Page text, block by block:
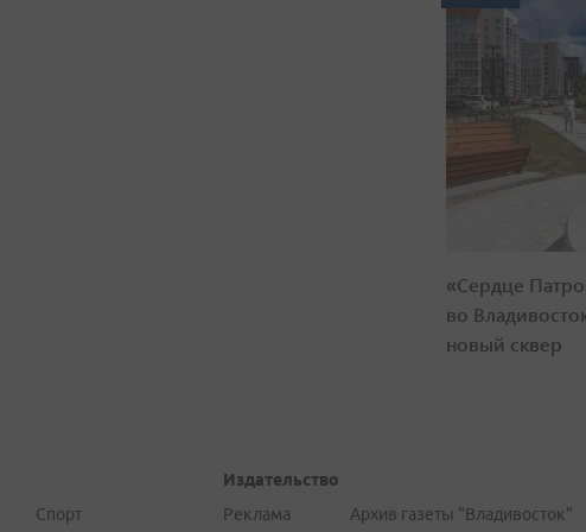
«Сердце
во
новый сквер
Спорт
Издательство
Реклама
Архив газеты "Владивосток"